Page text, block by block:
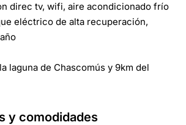
direc tv, wifi, aire acondicionado frío
eléctrico de alta recuperación,
laguna de Chascomús y 9km del
y comodidades